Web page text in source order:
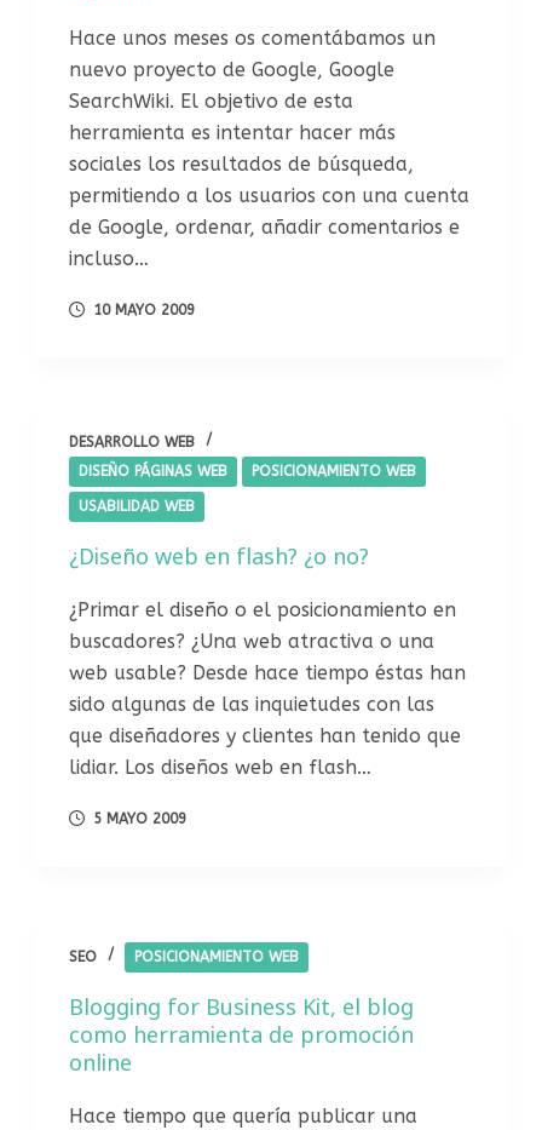
Hace unos meses os comentábamos un
nuevo proyecto de Google, Google
SearchWiki. El objetivo de esta
herramienta es intentar hacer más
sociales los resultados de búsqueda,
permitiendo a los usuarios con una cuenta
de Google, ordenar, añadir comentarios e
incluso…
10 MAYO 2009
DESARROLLO WEB
DISEÑO PÁGINAS WEB
POSICIONAMIENTO WEB
USABILIDAD WEB
¿Diseño web en flash? ¿o no?
¿Primar el diseño o el posicionamiento en
buscadores? ¿Una web atractiva o una
web usable? Desde hace tiempo éstas han
sido algunas de las inquietudes con las
que diseñadores y clientes han tenido que
lidiar. Los diseños web en flash…
5 MAYO 2009
SEO POSICIONAMIENTO WEB
Blogging for Business Kit, el blog
como herramienta de promoción
online
Hace tiempo que quería publicar una